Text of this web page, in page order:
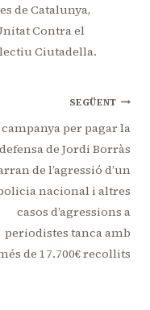
de Catalunya,
Contra el
Ciutadella.
SEGÜENT
per pagar la
defensa de Jordi Borràs
de l’agressió d’un
nacional i altres
casos d’agressions a
periodistes tanca amb
de 17.700€ recollits